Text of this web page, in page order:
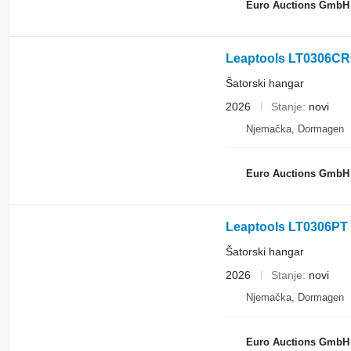
Euro Auctions GmbH
Leaptools
Šatorski hangar
2026
Stanje novi
Njemačka, Dormagen
Euro Auctions GmbH
Leaptools LT0306PT
Šatorski hangar
2026
Stanje novi
Njemačka, Dormagen
Euro Auctions GmbH